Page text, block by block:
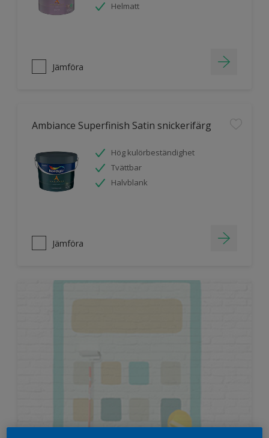
Helmatt
Jämföra
Ambiance Superfinish Satin snickerifärg
Hög kulörbeständighet
Tvättbar
Halvblank
Jämföra